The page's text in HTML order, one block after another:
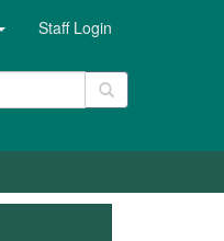
Staff Login